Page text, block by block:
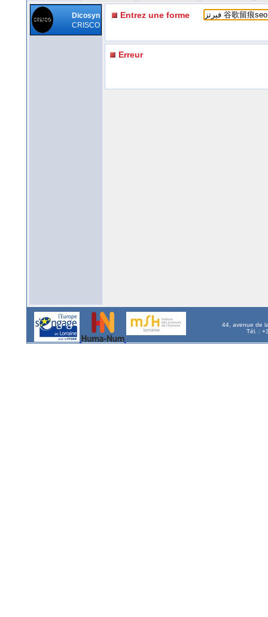
Dicosyn
CRISCO
Entrez une forme
Erreur
44, avenue de
Tél. :